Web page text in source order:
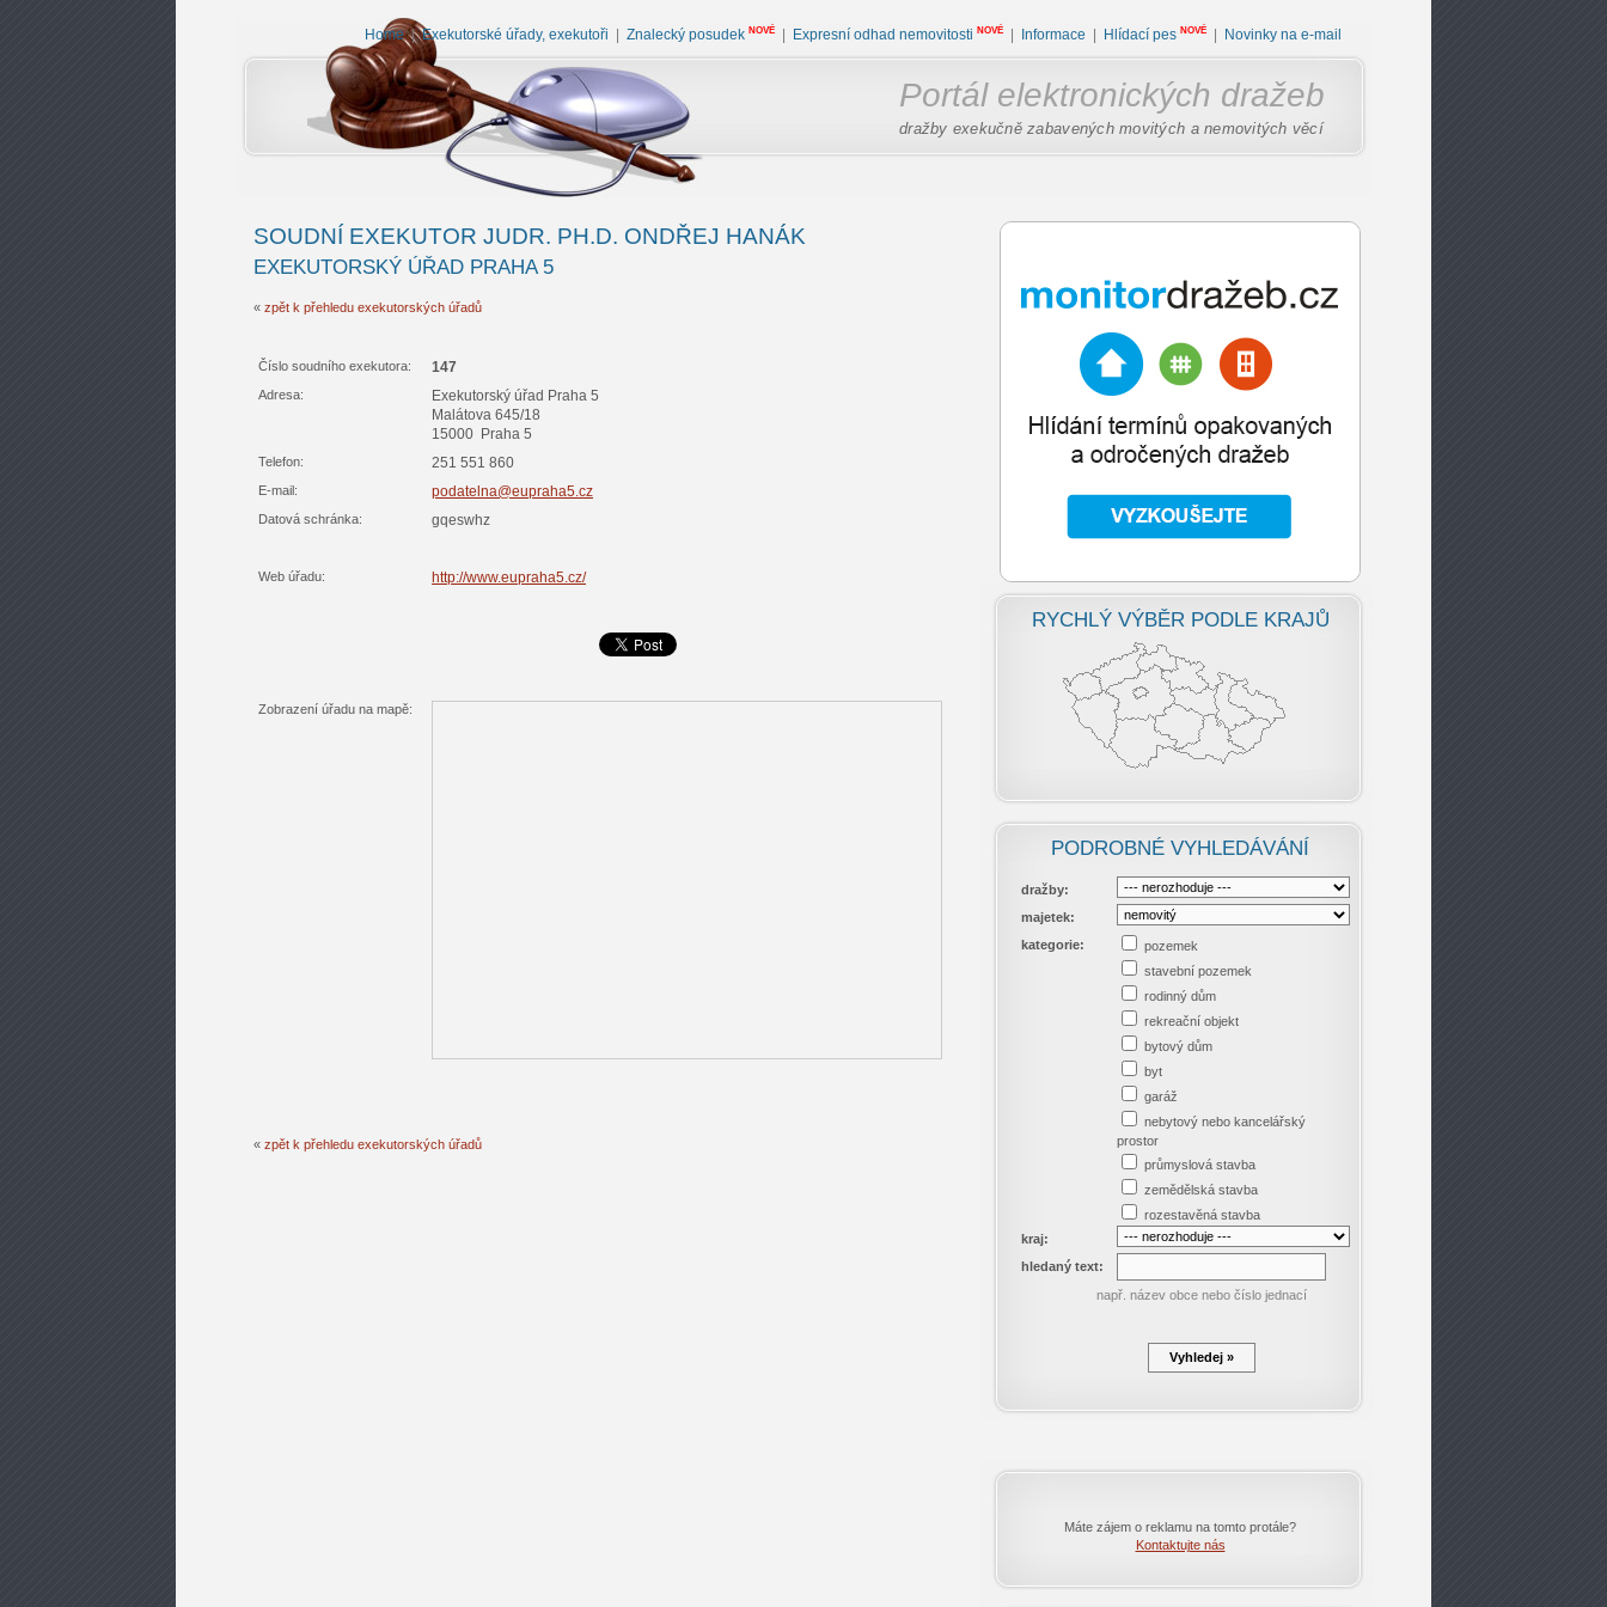
Home|Exekutorské úřady, exekutoři Znalecký posudek NOVÉ Expresní odhad nemovitosti NOVÉ Informace Hlídací pes NOVÉ Novinky na e-mail
Portál elektronických dražeb
dražby exekučně zabavených movitých a nemovitých věcí
SOUDNÍ EXEKUTOR JUDR. PH.D. ONDŘEJ HANÁK
EXEKUTORSKÝ ÚŘAD PRAHA 5
« zpět k přehledu exekutorských úřadů
Číslo soudního exekutora: 147
Adresa:
Exekutorský úřad Praha 5
Malátova 645/18
15000 Praha 5
Telefon: 251 551 860
E-mail: podatelna@eupraha5.cz
Datová schránka: gqeswhz
Web úřadu: http://www.eupraha5.cz/
Zobrazení úřadu na mapě:
« zpět k přehledu exekutorských úřadů
RYCHLÝ VÝBĚR PODLE KRAJŮ
PODROBNÉ VYHLEDÁVÁNÍ
dražby:
majetek:
kategorie:
pozemek
stavební pozemek
rodinný dům
rekreační objekt
bytový dům
byt
garáž
nebytový nebo kancelářský
prostor
průmyslová stavba
zemědělská stavba
rozestavěná stavba
kraj:
hledaný text:
např. název obce nebo číslo jednací
Máte zájem o reklamu na tomto protále?
Kontaktujte nás